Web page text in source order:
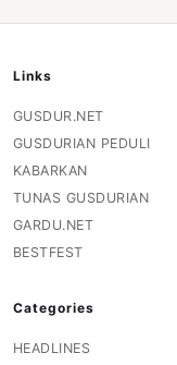
Links
GUSDUR.NET
GUSDURIAN PEDULI
KABARKAN
TUNAS GUSDURIAN
GARDU.NET
BESTFEST
Categories
HEADLINES